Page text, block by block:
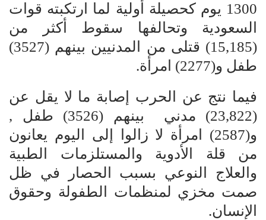
1300 يوم كحصيلة أولية لما ارتكبته قوات
السعودية وتحالفها سقوط أكثر من
(15,185) قتلى من المدنيين بينهم (3527)
طفل و(2277) امرأة.
فيما نتج عن الحرب إصابة ما لا يقل عن
(23,822) مدني بينهم (3526) طفل ,
و(2587) امرأة لا زالوا إلى اليوم يعانون
من قلة الأدوية والمستلزمات الطبية
والعلاج النوعي بسبب الحصار في ظل
صمت مخزي لمنظمات الطفولة وحقوق
الإنسان.